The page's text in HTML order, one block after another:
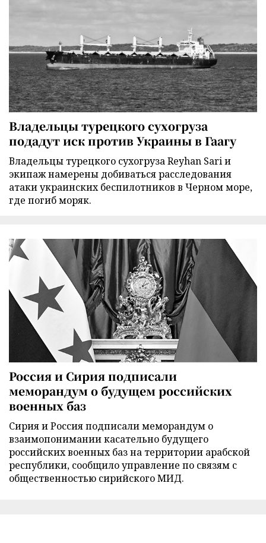
Владельцы турецкого сухогруза
подадут иск против Украины в Гаагу
Владельцы турецкого сухогруза Reyhan Sari и
экипаж намерены добиваться расследования
атаки украинских беспилотников в Черном море,
где погиб моряк.
Россия и Сирия подписали
меморандум о будущем российских
военных баз
Сирия и Россия подписали меморандум о
взаимопонимании касательно будущего
российских военных баз на территории арабской
республики, сообщило управление по связям с
общественностью сирийского МИД.